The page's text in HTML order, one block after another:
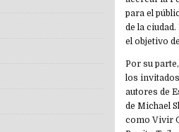
para el
de la
el objetivo
Por su
los
autores de
de Michael
como Vivir